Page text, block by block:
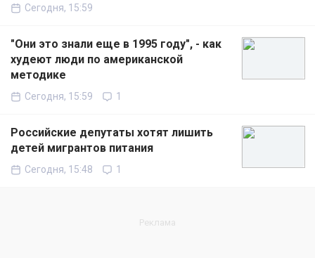
Сегодня, 15:59
"Они это знали еще в 1995 году", - как
худеют люди по американской
методике
Сегодня, 15:59 1
Российские депутаты хотят лишить
детей мигрантов питания
Сегодня, 15:48 1